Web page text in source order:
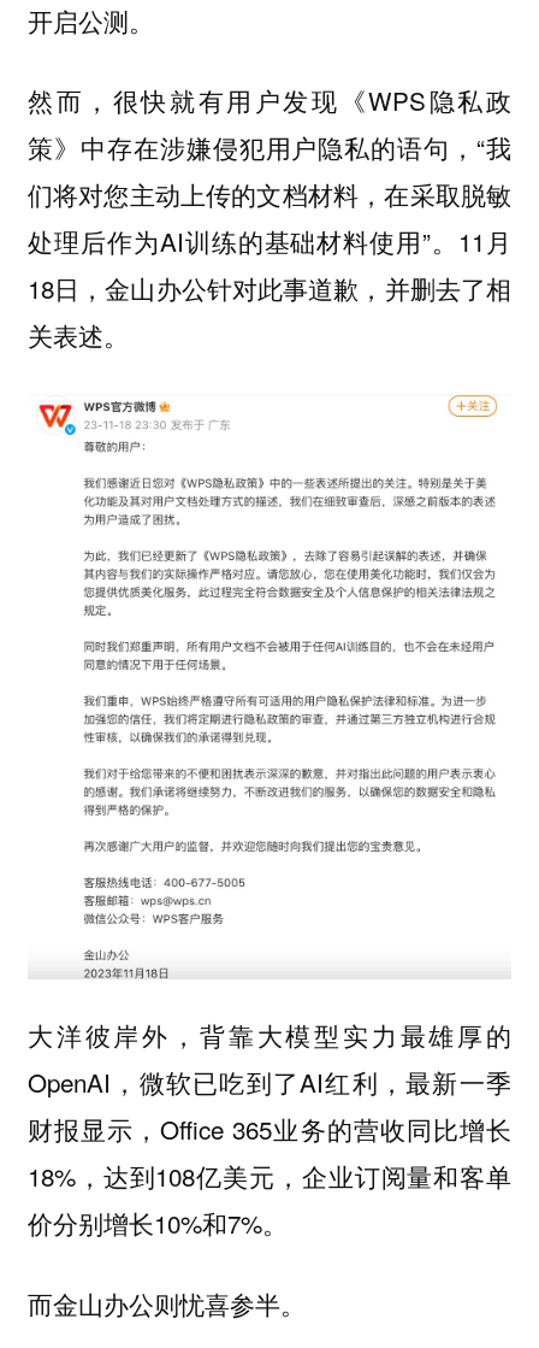
开启公测。
然而，很快就有用户发现《WPS隐私政
策》中存在涉嫌侵犯用户隐私的语句，“我
们将对您主动上传的文档材料，在采取脱敏
处理后作为AI训练的基础材料使用”。11月
18日，金山办公针对此事道歉，并删去了相
关表述。
大洋彼岸外，背靠大模型实力最雄厚的
OpenAI，微软已吃到了AI红利，最新一季
财报显示，Office 365业务的营收同比增长
18%，达到108亿美元，企业订阅量和客单
价分别增长10%和7%。
而金山办公则忧喜参半。